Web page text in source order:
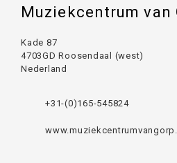
Muziekcentrum van
Kade 87
4703GD Roosendaal (west)
Nederland
+31-(0)165-545824